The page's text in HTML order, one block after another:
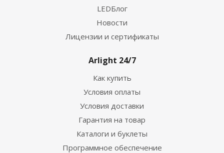
LEDБлог
Новости
Лицензии и сертификаты
Arlight 24/7
Как купить
Условия оплаты
Условия доставки
Гарантия на товар
Каталоги и буклеты
Программное обеспечение